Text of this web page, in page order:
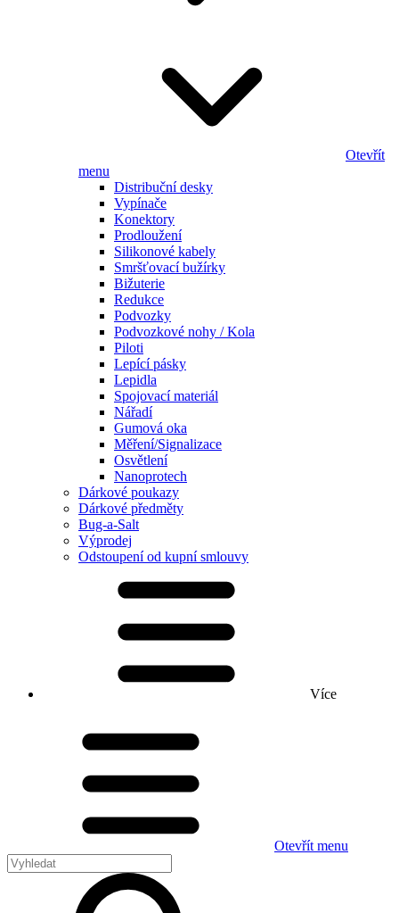
Otevřít
menu
Distribuční desky
Vypínače
Konektory
Prodloužení
Silikonové kabely
Smršťovací bužírky
Bižuterie
Redukce
Podvozky
Podvozkové nohy / Kola
Piloti
Lepící pásky
Lepidla
Spojovací materiál
Nářadí
Gumová oka
Měření/Signalizace
Osvětlení
Nanoprotech
Dárkové poukazy
Dárkové předměty
Bug-a-Salt
Výprodej
Odstoupení od kupní smlouvy
Více
Otevřít menu